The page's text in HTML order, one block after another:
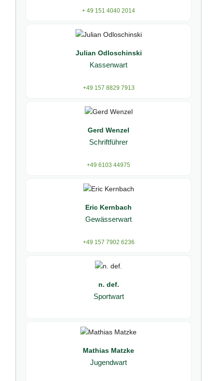
+ 49 151 4040 2014
Julian Odloschinski
Kassenwart
+49 157 8829 7913
Gerd Wenzel
Schriftführer
+49 6103 44975
Eric Kernbach
Gewässerwart
+49 157 7902 6236
n. def.
Sportwart
Mathias Matzke
Jugendwart